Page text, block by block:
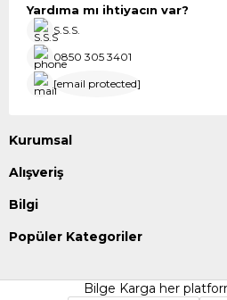
Yardıma mı ihtiyacın var?
S.S.S.
0850 305 3401
[email protected]
Kurumsal
Alışveriş
Bilgi
Popüler Kategoriler
Bilge Karga her